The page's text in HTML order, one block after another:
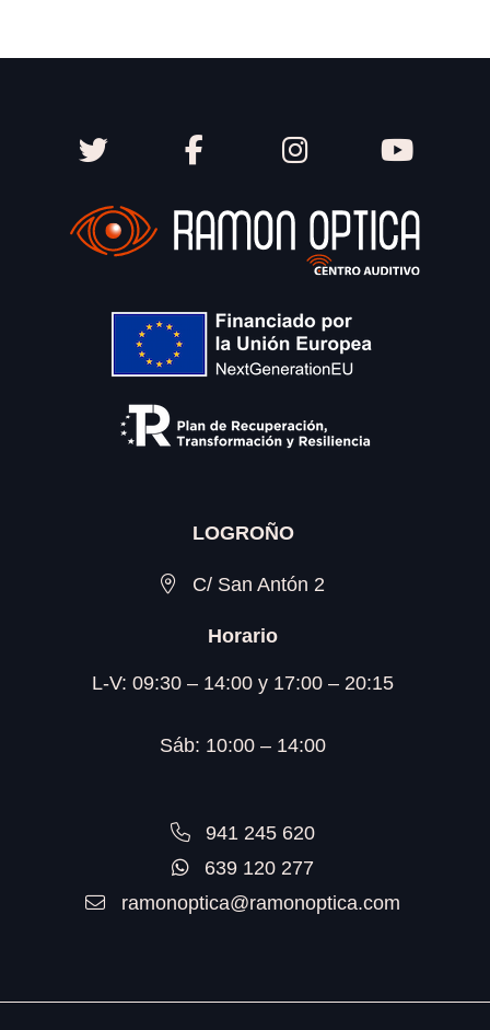
LOGROÑO
C/ San Antón 2
Horario
L-V: 09:30 – 14:00 y 17:00 – 20:15
Sáb: 10:00 – 14:00
941 245 620
639 120 277
ramonoptica@ramonoptica.com